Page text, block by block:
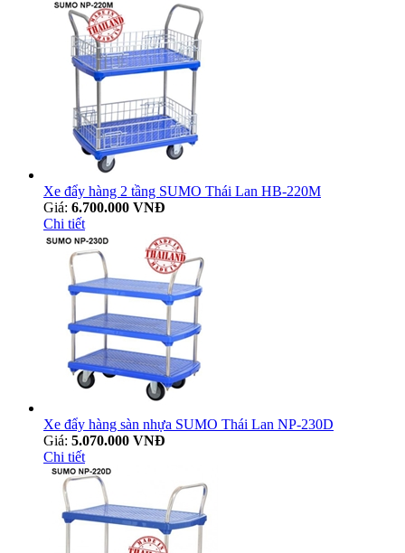
Xe đẩy hàng 2 tầng SUMO Thái Lan HB-220M
Giá: 6.700.000 VNĐ
Chi tiết
Xe đẩy hàng sàn nhựa SUMO Thái Lan NP-230D
Giá: 5.070.000 VNĐ
Chi tiết